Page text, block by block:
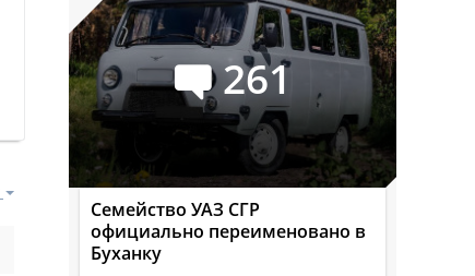
261
Семейство УАЗ СГР
официально переименовано в
Буханку